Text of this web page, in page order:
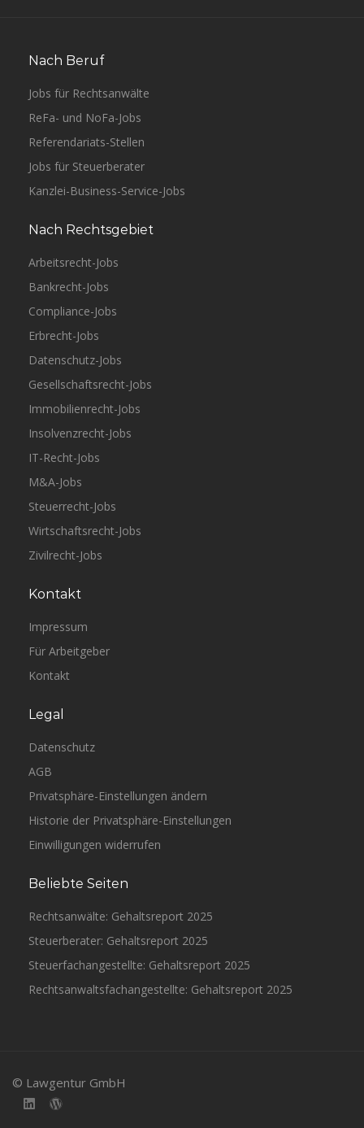
Nach Beruf
Jobs für Rechtsanwälte
ReFa- und NoFa-Jobs
Referendariats-Stellen
Jobs für Steuerberater
Kanzlei-Business-Service-Jobs
Nach Rechtsgebiet
Arbeitsrecht-Jobs
Bankrecht-Jobs
Compliance-Jobs
Erbrecht-Jobs
Datenschutz-Jobs
Gesellschaftsrecht-Jobs
Immobilienrecht-Jobs
Insolvenzrecht-Jobs
IT-Recht-Jobs
M&A-Jobs
Steuerrecht-Jobs
Wirtschaftsrecht-Jobs
Zivilrecht-Jobs
Kontakt
Impressum
Für Arbeitgeber
Kontakt
Legal
Datenschutz
AGB
Privatsphäre-Einstellungen ändern
Historie der Privatsphäre-Einstellungen
Einwilligungen widerrufen
Beliebte Seiten
Rechtsanwälte: Gehaltsreport 2025
Steuerberater: Gehaltsreport 2025
Steuerfachangestellte: Gehaltsreport 2025
Rechtsanwaltsfachangestellte: Gehaltsreport 2025
© Lawgentur GmbH